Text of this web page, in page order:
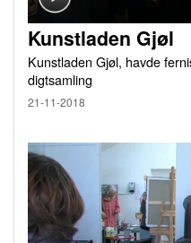
Kunstladen Gjøl
Kunstladen Gjøl, havde
digtsamling
21-11-2018